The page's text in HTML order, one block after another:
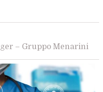
– Gruppo Menarini